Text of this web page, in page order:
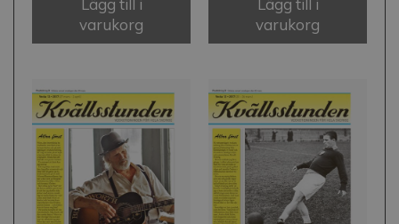
Lägg till i
varukorg
Lägg till i
varukorg